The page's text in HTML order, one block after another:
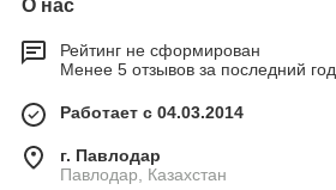
О нас
Рейтинг не сформирован
Менее 5 отзывов за последний год
Работает с 04.03.2014
г. Павлодар
Павлодар, Казахстан